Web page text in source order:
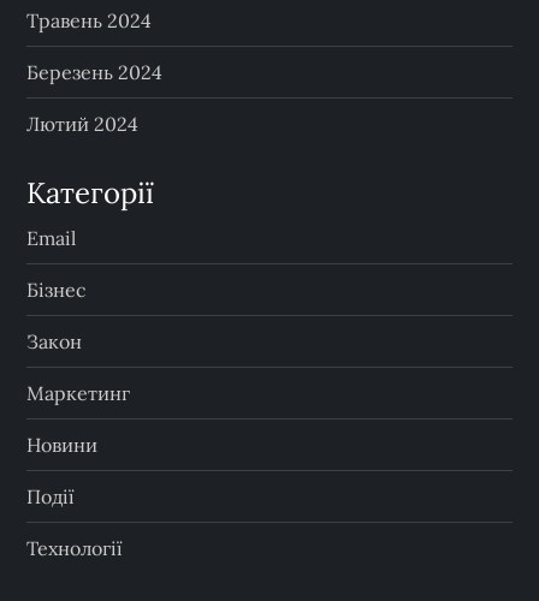
Травень 2024
Березень 2024
Лютий 2024
Категорії
Email
Бізнес
Закон
Маркетинг
Новини
Події
Технології